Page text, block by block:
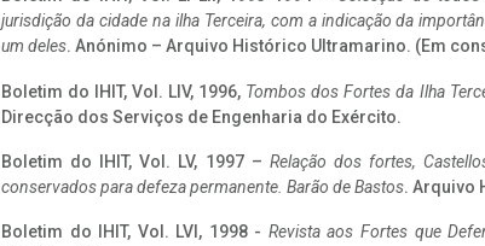
jurisdição da cidade na ilha Terceira, com a indicação da
um deles. Anónimo – Arquivo Histórico Ultramarino. (Em
Boletim do IHIT, Vol. LIV, 1996, Tombos dos Fortes da Ilha
Direcção dos Serviços de Engenharia do Exército.
Boletim do IHIT, Vol. LV, 1997 – Relação dos fortes,
conservados para defeza permanente. Barão de Bastos. Arquivo
Boletim do IHIT, Vol. LVI, 1998 - Revista aos Fortes que